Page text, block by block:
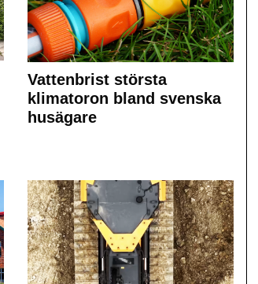
Vattenbrist största
klimatoron bland svenska
husägare